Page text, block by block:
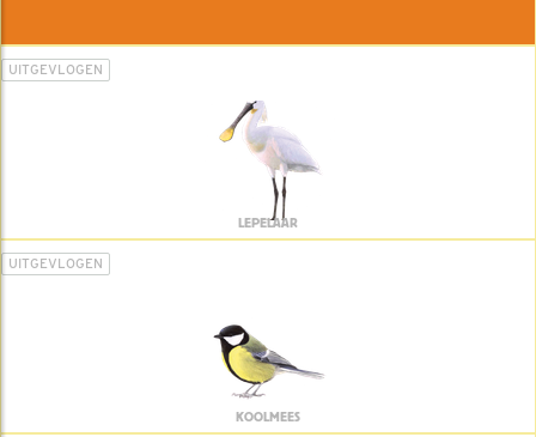
UITGEVLOGEN
LEPELAAR
UITGEVLOGEN
KOOLMEES